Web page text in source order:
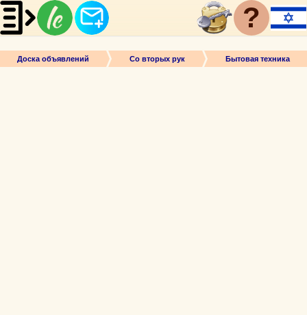
?
Доска объявлений Со вторых рук Бытовая техника